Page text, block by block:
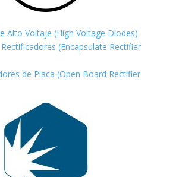
Alto Voltaje (High Voltage Diodes)
(Encapsulate Rectifier
de Placa (Open Board Rectifier